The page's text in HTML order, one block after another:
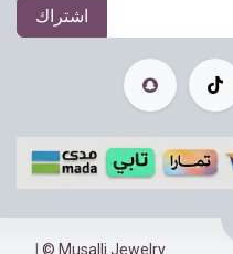
اشتراك
Musalli Jewelry ©